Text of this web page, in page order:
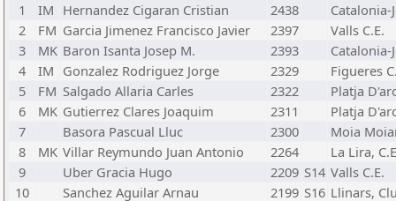
1
IM Hernandez Cigaran Cristian 2438
Catalonia-
2
FM Garcia Jimenez Francisco Javier 2397
Valls C.E.
3
MK Baron Isanta Josep M. 2393
Catalonia-
4
IM Gonzalez Rodriguez Jorge 2329
Figueres
5
FM Salgado Allaria Carles 2322
Platja
6
MK Gutierrez Clares Joaquim 2311
Platja
7
Basora Pascual Lluc 2300
Moia
8
MK Villar Reymundo Juan Antonio 2264
La Lira,
9
Uber Gracia Hugo 2209 S14 Valls C.E.
10
Sanchez Aguilar Arnau 2199 S16 Llinars,